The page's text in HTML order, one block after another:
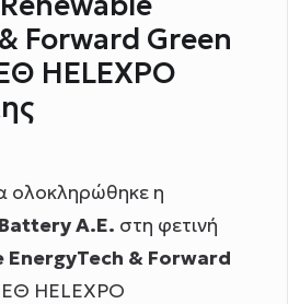
Forward Green
HELEXPO
ολοκληρώθηκε η
Α.Ε. στη φετινή
EnergyTech & Forward
HELEXPO